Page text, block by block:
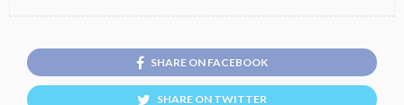
SHARE ON FACEBOOK
SHARE ON TWITTER